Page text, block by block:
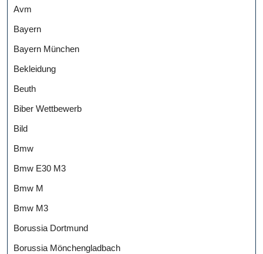
Avm
Bayern
Bayern München
Bekleidung
Beuth
Biber Wettbewerb
Bild
Bmw
Bmw E30 M3
Bmw M
Bmw M3
Borussia Dortmund
Borussia Mönchengladbach